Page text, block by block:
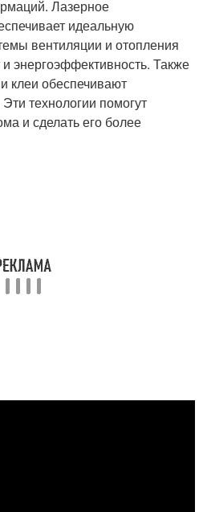
Лазерное
идеальную
вентиляции и отопления
энергоэффективность. Также
клеи обеспечивают
технологии помогут
и сделать его более